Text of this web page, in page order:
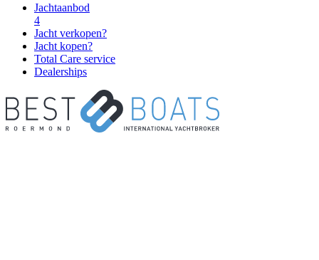
Jachtaanbod
4
Jacht verkopen?
Jacht kopen?
Total Care service
Dealerships